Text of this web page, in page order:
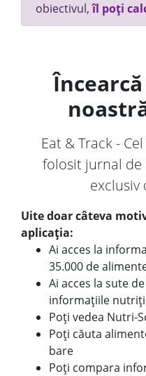
obiectivul,îl poți
Eat & Track -
folosit jurnal
exclusiv
Uite doar câteva
aplicația:
Ai acces la
35.000 de
Ai acces la sute
informațiile
Poți vedea Nutri-
Poți căuta
bare
Poți compara